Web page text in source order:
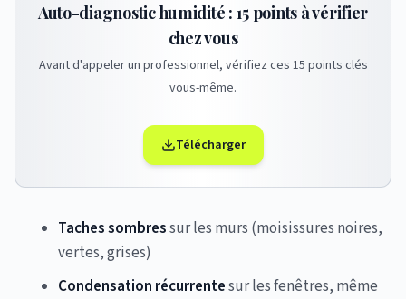
Auto-diagnostic humidité : 15 points à vérifier
chez vous
Avant d'appeler un professionnel, vérifiez ces 15 points clés
vous-même.
Télécharger
Taches sombressur les murs (moisissures noires,
vertes, grises)
Condensation récurrentesur les fenêtres, même